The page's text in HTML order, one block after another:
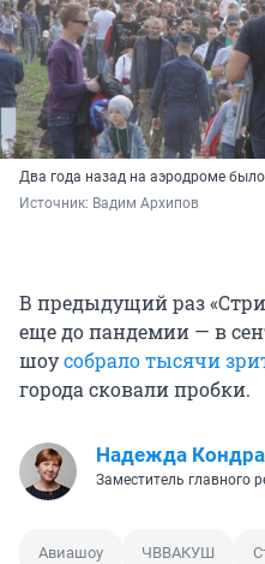
Два года назад на аэродроме
Источник: Вадим Архипов
В предыдущий раз
еще до пандемии — в
шоусобрало тысячи
города сковали пробки.
Надежда
Заместитель главного
Авиашоу ЧВВАКУШ